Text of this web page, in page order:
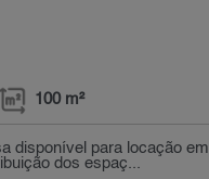
100 m²
disponível para locação em
dos espaç...